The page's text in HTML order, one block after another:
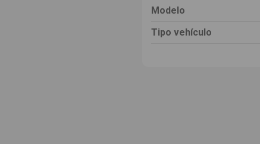
Modelo
Tipo vehículo